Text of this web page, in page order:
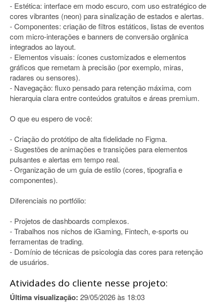
- Estética: interface em modo escuro, com uso estratégico de
cores vibrantes (neon) para sinalização de estados e alertas.
- Componentes: criação de filtros estáticos, listas de eventos
com micro-interações e banners de conversão orgânica
integrados ao layout.
- Elementos visuais: ícones customizados e elementos
gráficos que remetam à precisão (por exemplo, miras,
radares ou sensores).
- Navegação: fluxo pensado para retenção máxima, com
hierarquia clara entre conteúdos gratuitos e áreas premium.
O que eu espero de você:
- Criação do protótipo de alta fidelidade no Figma.
- Sugestões de animações e transições para elementos
pulsantes e alertas em tempo real.
- Organização de um guia de estilo (cores, tipografia e
componentes).
Diferenciais no portfólio:
- Projetos de dashboards complexos.
- Trabalhos nos nichos de iGaming, Fintech, e-sports ou
ferramentas de trading.
- Domínio de técnicas de psicologia das cores para retenção
de usuários.
Atividades do cliente nesse projeto:
Última visualização: 29/05/2026 às 18:03